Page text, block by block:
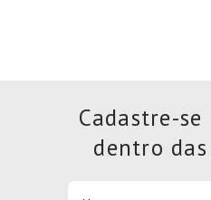
Cadastre-
dentro das